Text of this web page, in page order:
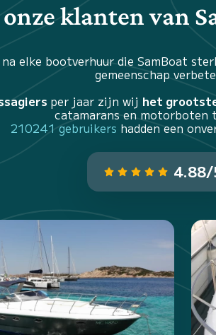
klanten van
elke bootverhuur die SamBoat
gemeenschap
per jaar zijn wij het
catamarans en motorboten
210241 gebruikers hadden een
4.88/